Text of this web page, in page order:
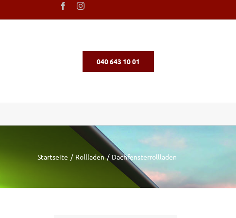
040 643 10 01
Startseite Rollladen Dachfensterrollladen